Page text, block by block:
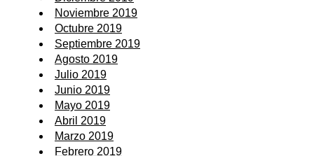
Noviembre 2019
Octubre 2019
Septiembre 2019
Agosto 2019
Julio 2019
Junio 2019
Mayo 2019
Abril 2019
Marzo 2019
Febrero 2019